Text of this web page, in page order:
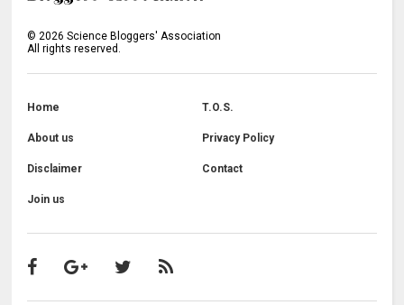
©2026 Science Bloggers' Association
All rights reserved.
Home T.O.S.
About us Privacy Policy
Disclaimer Contact
Join us